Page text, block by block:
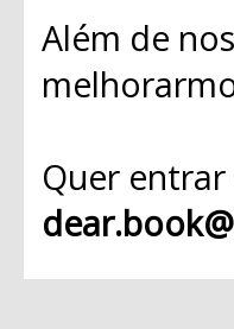
Além de
Quer